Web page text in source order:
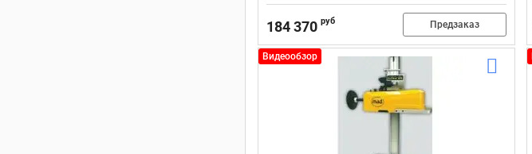
184 370 руб Предзаказ
Видеообзор